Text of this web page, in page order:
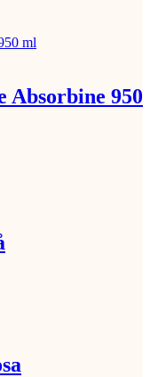
Absorbine 950